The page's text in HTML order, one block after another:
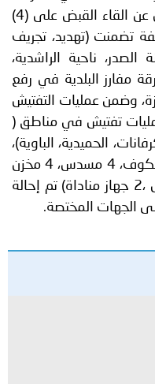
الاتحادية بإسناد الجهد الاستخباري عن القاء القبض على (4)
تضمنت (تهديد، تجريف
ناحية الراشدية،
مفارز البلدية في رفع
وضمن عمليات التفتيش
تفتيش في مناطق (
الحميدية، الباوية)،
أسفرت عن ضبط ( 2 بندقية كلاشنكوف، 4 مسدس، 4 مخزن
بندقية، عتاد بندقية ، مخزن مسدس ،2 جهاز مناداة) تم إحالة
الجهات المختصة.